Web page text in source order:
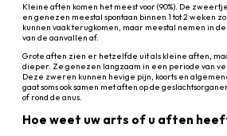
Kleine aften komen het meest voor (90%). De
en genezen meestal spontaan binnen 1 tot 2 weken
kunnen vaak terugkomen, maar meestal nemen in
van de aanvallen af.
Grote aften zien er hetzelfde uit als kleine aften,
dieper. Ze genezen langzaam in een periode van
Deze zweren kunnen hevige pijn, koorts en
gaat soms ook samen met aften op de
of rond de anus.
Hoe weet uw arts of u aften